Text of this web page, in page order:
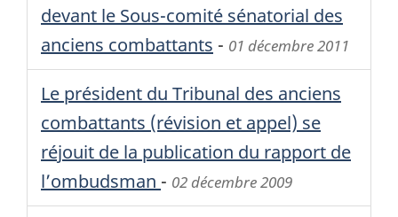
devant le Sous-comité sénatorial des
anciens combattants - 01 décembre 2011
Le président du Tribunal des anciens
combattants (révision et appel) se
réjouit de la publication du rapport de
l’ombudsman - 02 décembre 2009